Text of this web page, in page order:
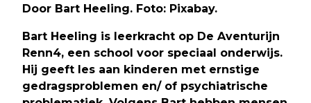
Door Bart Heeling. Foto: Pixabay.
Bart Heeling is leerkracht op De Aventurijn
Renn4, een school voor speciaal onderwijs.
Hij geeft les aan kinderen met ernstige
gedragsproblemen en/ of psychiatrische